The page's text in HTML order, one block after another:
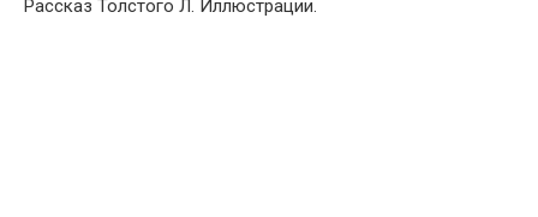
Рассказ Толстого Л. Иллюстрации.